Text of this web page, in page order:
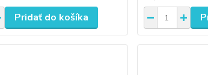
Pridať do košíka